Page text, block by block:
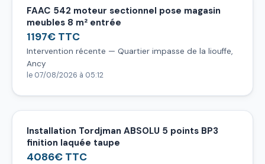
FAAC 542 moteur sectionnel pose magasin
meubles 8 m² entrée
1197€ TTC
Intervention récente — Quartier impasse de la liouffe,
Ancy
le 07/08/2026 à 05:12
Installation Tordjman ABSOLU 5 points BP3
finition laquée taupe
4086€ TTC